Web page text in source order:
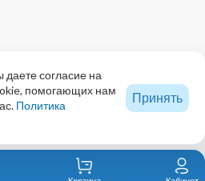
КОЛЛЕГИИ ВЕТЕРИНАРНЫХ СПЕЦИАЛИСТОВ
любых материалов сайта,
даете согласие на
помогающих нам
Политика
Принять